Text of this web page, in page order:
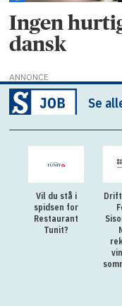
Ingen
dansk
ANNONCE
Se
Vil du stå i
spidsen for
Restaurant
Tunit?